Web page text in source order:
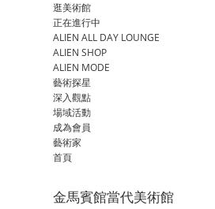
逛美術館
正在進行中
ALIEN ALL DAY LOUNGE
ALIEN SHOP
ALIEN MODE
藝術探星
深入觀點
場域活動
成為會員
藝術家
首頁
金馬賓館當代美術館